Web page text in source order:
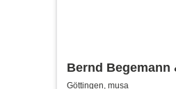
Bernd Begemann
Befreiung - 25
Göttingen, musa